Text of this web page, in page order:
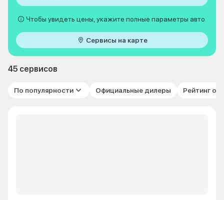
Чтобы увидеть цены, укажите полные параметры авто
Сервисы на карте
45 сервисов
По популярности Официальные дилеры Рейтинг